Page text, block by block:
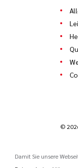
©
Damit Sie unsere